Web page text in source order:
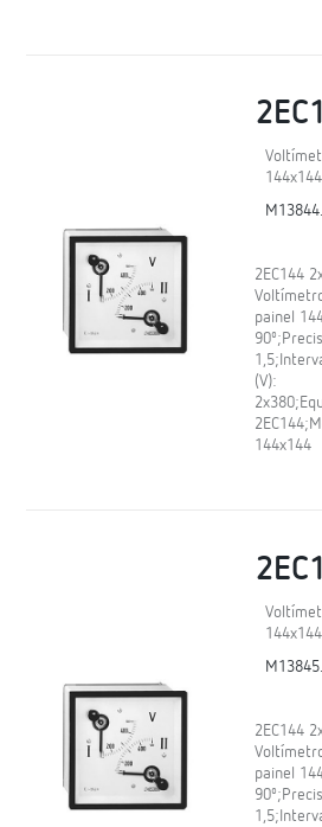
144x144
M13844.
2EC144
painel
(V):
144x144
144x144
M13845.
2EC144
painel